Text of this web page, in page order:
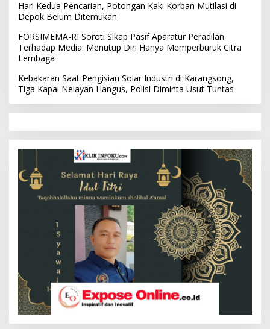
Hari Kedua Pencarian, Potongan Kaki Korban Mutilasi di
Depok Belum Ditemukan
FORSIMEMA-RI Soroti Sikap Pasif Aparatur Peradilan
Terhadap Media: Menutup Diri Hanya Memperburuk Citra
Lembaga
Kebakaran Saat Pengisian Solar Industri di Karangsong,
Tiga Kapal Nelayan Hangus, Polisi Diminta Usut Tuntas